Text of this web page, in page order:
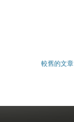
較舊的文章